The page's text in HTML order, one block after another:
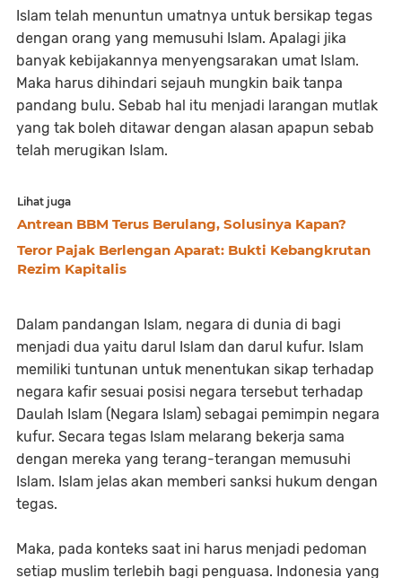
Islam telah menuntun umatnya untuk bersikap tegas
dengan orang yang memusuhi Islam. Apalagi jika
banyak kebijakannya menyengsarakan umat Islam.
Maka harus dihindari sejauh mungkin baik tanpa
pandang bulu. Sebab hal itu menjadi larangan mutlak
yang tak boleh ditawar dengan alasan apapun sebab
telah merugikan Islam.
Lihat juga
Antrean BBM Terus Berulang, Solusinya Kapan?
Teror Pajak Berlengan Aparat: Bukti Kebangkrutan
Rezim Kapitalis
Dalam pandangan Islam, negara di dunia di bagi
menjadi dua yaitu darul Islam dan darul kufur. Islam
memiliki tuntunan untuk menentukan sikap terhadap
negara kafir sesuai posisi negara tersebut terhadap
Daulah Islam (Negara Islam) sebagai pemimpin negara
kufur. Secara tegas Islam melarang bekerja sama
dengan mereka yang terang-terangan memusuhi
Islam. Islam jelas akan memberi sanksi hukum dengan
tegas.
Maka, pada konteks saat ini harus menjadi pedoman
setiap muslim terlebih bagi penguasa. Indonesia yang